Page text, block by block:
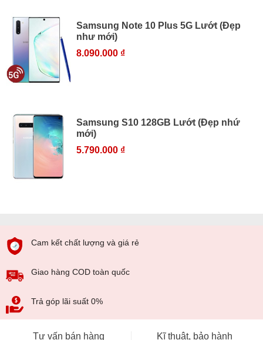
Samsung Note 10 Plus 5G Lướt (Đẹp
như mới)
8.090.000 ₫
Samsung S10 128GB Lướt (Đẹp nhứ
mới)
5.790.000 ₫
Cam kết chất lượng và giá rẻ
Giao hàng COD toàn quốc
Trả góp lãi suất 0%
Tư vấn bán hàng Kĩ thuật, bảo hành